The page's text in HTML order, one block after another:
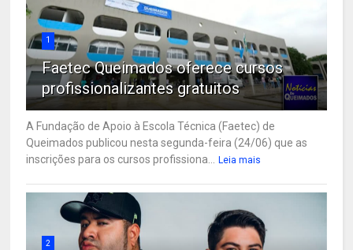
1
Faetec Queimados oferece cursos
profissionalizantes gratuitos
A Fundação de Apoio à Escola Técnica (Faetec) de
Queimados publicou nesta segunda-feira (24/06) que as
inscrições para os cursos profissiona...
Leia mais
2